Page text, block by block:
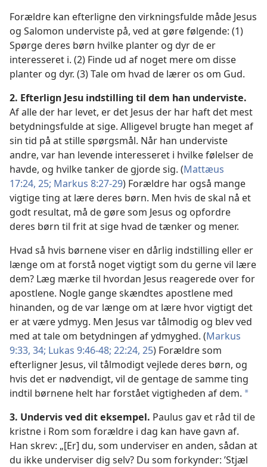
Forældre kan efterligne den virkningsfulde måde Jesus
og Salomon underviste på, ved at gøre følgende: (1)
Spørge deres børn hvilke planter og dyr de er
interesseret i. (2) Finde ud af noget mere om disse
planter og dyr. (3) Tale om hvad de lærer os om Gud.
2. Efterlign Jesu indstilling til dem han underviste.
Af alle der har levet, er det Jesus der har haft det mest
betydningsfulde at sige. Alligevel brugte han meget af
sin tid på at stille spørgsmål. Når han underviste
andre, var han levende interesseret i hvilke følelser de
havde, og hvilke tanker de gjorde sig. (Mattæus
17:24, 25; Markus 8:27-29) Forældre har også mange
vigtige ting at lære deres børn. Men hvis de skal nå et
godt resultat, må de gøre som Jesus og opfordre
deres børn til frit at sige hvad de tænker og mener.
Hvad så hvis børnene viser en dårlig indstilling eller er
længe om at forstå noget vigtigt som du gerne vil lære
dem? Læg mærke til hvordan Jesus reagerede over for
apostlene. Nogle gange skændtes apostlene med
hinanden, og de var længe om at lære hvor vigtigt det
er at være ydmyg. Men Jesus var tålmodig og blev ved
med at tale om betydningen af ydmyghed. (Markus
9:33, 34; Lukas 9:46-48; 22:24, 25) Forældre som
efterligner Jesus, vil tålmodigt vejlede deres børn, og
hvis det er nødvendigt, vil de gentage de samme ting
indtil børnene helt har forstået vigtigheden af dem. *
3. Undervis ved dit eksempel. Paulus gav et råd til de
kristne i Rom som forældre i dag kan have gavn af.
Han skrev: „[Er] du, som underviser en anden, sådan at
du ikke underviser dig selv? Du som forkynder: ’Stjæl